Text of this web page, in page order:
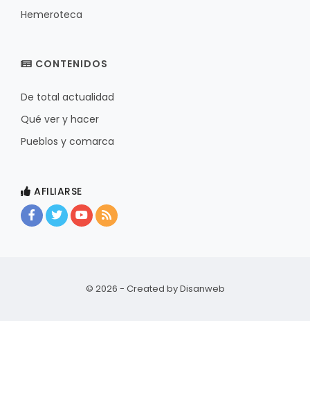
Hemeroteca
CONTENIDOS
De total actualidad
Qué ver y hacer
Pueblos y comarca
AFILIARSE
© 2026 - Created byDisanweb